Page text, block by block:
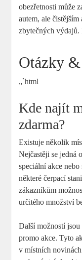
obezřetnosti může
autem, ale
zbytečných výdajů.
Otázky
„`html
Kde najít
zdarma?
Existuje několik
Nejčastěji se jedná‌
‍speciální akce
některé čerpací
zákazníkům
určitého množství
Další možností jsou
promo akce. Tyto‍
v⁢ místních